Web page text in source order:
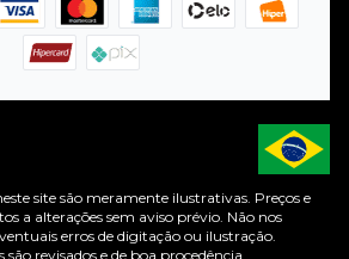
site são meramente ilustrativas. Preços e
a alterações sem aviso prévio. Não nos
erros de digitação ou ilustração.
revisados e de boa procedência.